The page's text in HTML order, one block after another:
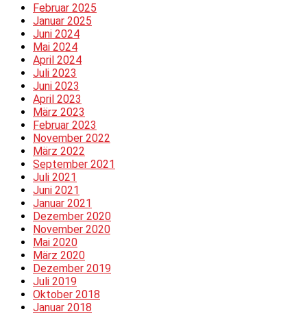
Februar 2025
Januar 2025
Juni 2024
Mai 2024
April 2024
Juli 2023
Juni 2023
April 2023
März 2023
Februar 2023
November 2022
März 2022
September 2021
Juli 2021
Juni 2021
Januar 2021
Dezember 2020
November 2020
Mai 2020
März 2020
Dezember 2019
Juli 2019
Oktober 2018
Januar 2018